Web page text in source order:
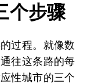
个步骤
过程。就像数
往这条路的每
性城市的三个